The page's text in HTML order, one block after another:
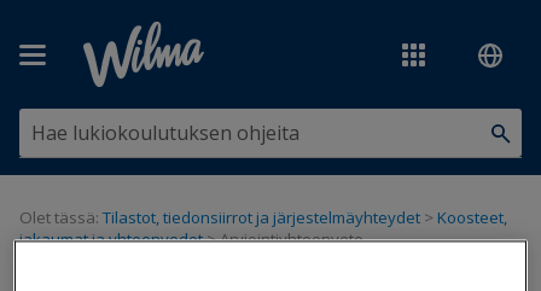
Olet tässä: Tilastot, tiedonsiirrot ja järjestelmäyhteydet > Koosteet,
jakaumat ja yhteenvedot>Arviointiyhteenveto